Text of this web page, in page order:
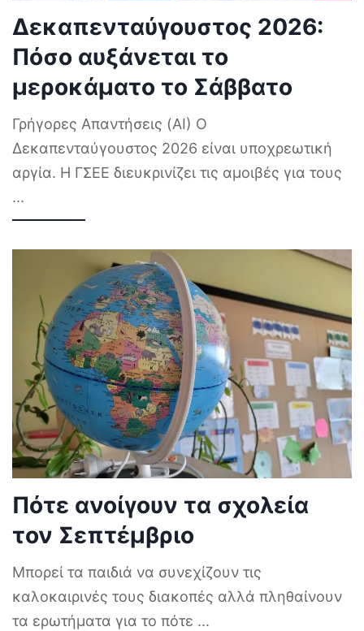
Δεκαπενταύγουστος 2026:
Πόσο αυξάνεται το
μεροκάματο το Σάββατο
Γρήγορες Απαντήσεις (AI) Ο
Δεκαπενταύγουστος 2026 είναι υποχρεωτική
αργία. Η ΓΣΕΕ διευκρινίζει τις αμοιβές για τους
...
Πότε ανοίγουν τα σχολεία
τον Σεπτέμβριο
Μπορεί τα παιδιά να συνεχίζουν τις
καλοκαιρινές τους διακοπές αλλά πληθαίνουν
τα ερωτήματα για το πότε ...